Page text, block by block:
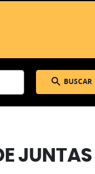
BUSCAR
JUNTAS